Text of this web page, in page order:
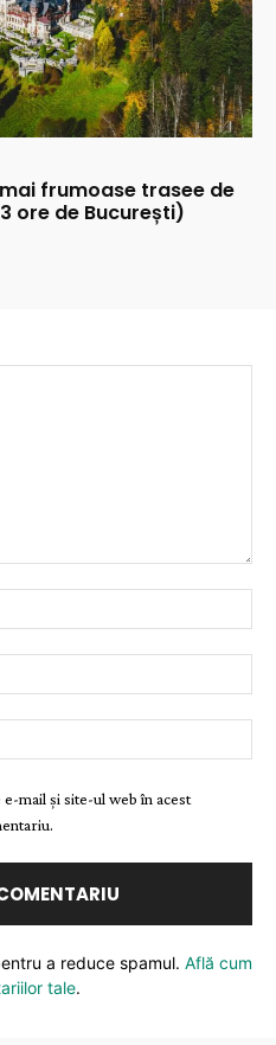
frumoase trasee de
ore de București)
mail și site-ul web în acest
a reduce spamul. Află cum
tale.